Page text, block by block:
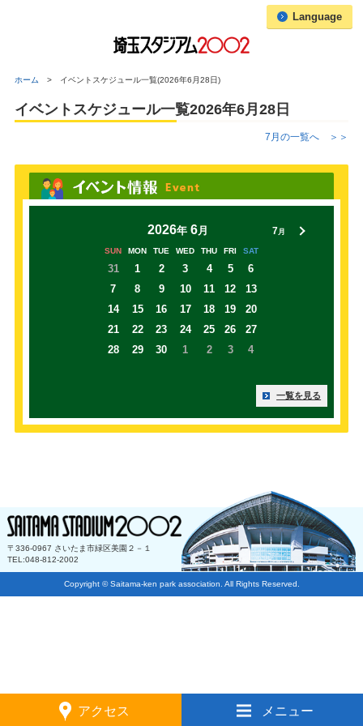
Language
アクセス メニュー
ホーム イベントスケジュール一覧(2026年6月28日)
イベントスケジュール一覧2026年6月28日
7 月の一覧へ ＞＞
2026年 6月 7 月
SUN MON TUE WED THU FRI SAT
31 1 2 3 4 5
6
7
8 9 10 11 12
13
14
15 16 17 18 19
20
21
22 23 24 25 26
27
28
29 30 1 2 3 4
一覧を見る
〒336-0967 さいたま市緑区美園２－１
TEL:048-812-2002
Copyright © Saitama-ken park association. All Rights Reserved.